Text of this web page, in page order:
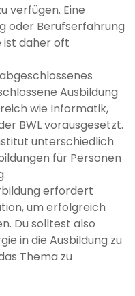
verfügen. Eine
oder Berufserfahrung
ist daher oft
Ausbildung
wie Informatik,
BWL vorausgesetzt.
unterschiedlich
für Personen
erfordert
um erfolgreich
Du solltest also
in die Ausbildung zu
Thema zu